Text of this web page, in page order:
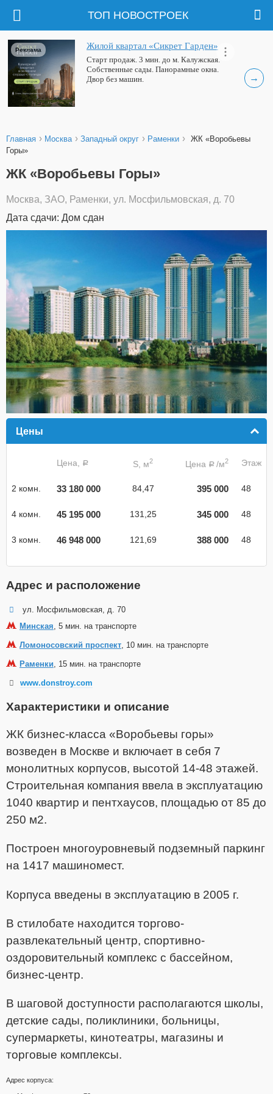
ТОП НОВОСТРОЕК
→
Жилой квартал «Сикрет Гарден»
Старт продаж. 3 мин. до м. Калужская.
Собственные сады. Панорамные окна.
Двор без машин.
Реклама
Главная › Москва › Западный округ › Раменки › ЖК «Воробьевы
Горы»
ЖК «Воробьевы Горы»
Москва, ЗАО, Раменки, ул. Мосфильмовская, д. 70
Дата сдачи: Дом сдан
Цены
Цена, a S, м2 Цена a /м2 Этаж
2 комн. 33 180 000 84,47 395 000 48
4 комн. 45 195 000 131,25 345 000 48
3 комн. 46 948 000 121,69 388 000 48
Адрес и расположение
ул. Мосфильмовская, д. 70
Минская, 5 мин. на транспорте
Ломоносовский проспект, 10 мин. на транспорте
Раменки, 15 мин. на транспорте
www.donstroy.com
Характеристики и описание
ЖК бизнес-класса «Воробьевы горы»
возведен в Москве и включает в себя 7
монолитных корпусов, высотой 14-48 этажей.
Строительная компания ввела в эксплуатацию
1040 квартир и пентхаусов, площадью от 85 до
250 м2.
Построен многоуровневый подземный паркинг
на 1417 машиномест.
Корпуса введены в эксплуатацию в 2005 г.
В стилобате находится торгово-
развлекательный центр, спортивно-
оздоровительный комплекс с бассейном,
бизнес-центр.
В шаговой доступности располагаются школы,
детские сады, поликлиники, больницы,
супермаркеты, кинотеатры, магазины и
торговые комплексы.
Адрес корпуса: